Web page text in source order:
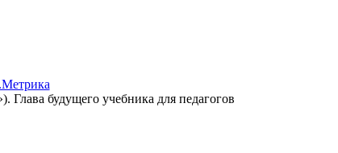
Глава будущего учебника для педагогов